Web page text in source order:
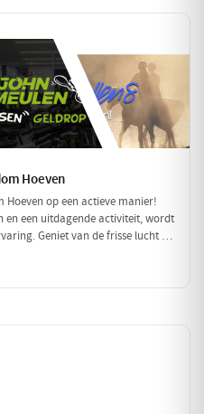
Hoeven
op een actieve manier!
en een uitdagende activiteit, wordt
Geniet van de frisse lucht en